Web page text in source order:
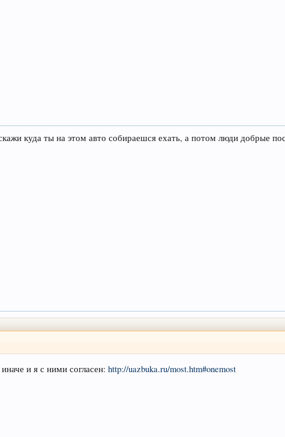
куда ты на этом авто собираешся ехать, а потом люди добрые
и я с ними согласен:http://uazbuka.ru/most.htm#onemost